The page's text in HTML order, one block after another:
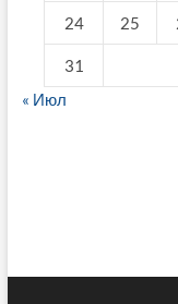
24 25
31
« Июл